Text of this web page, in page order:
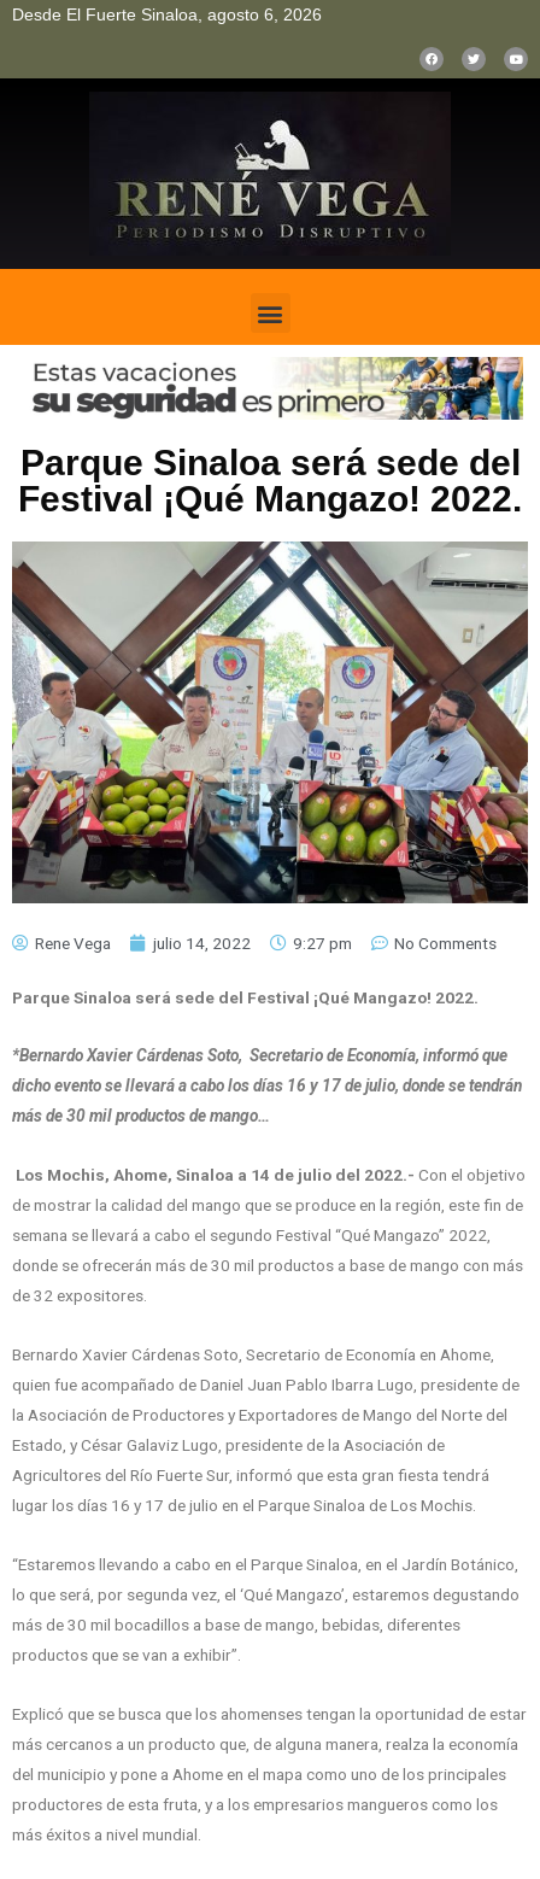
Desde El Fuerte Sinaloa, agosto 6, 2026
Parque Sinaloa será sede del
Festival ¡Qué Mangazo! 2022.
Rene Vega julio 14, 2022 9:27 pm No Comments
Parque Sinaloa será sede del Festival ¡Qué Mangazo! 2022.
*Bernardo Xavier Cárdenas Soto, Secretario de Economía, informó que
dicho evento se llevará a cabo los días 16 y 17 de julio, donde se tendrán
más de 30 mil productos de mango…
Los Mochis, Ahome, Sinaloa a 14 de julio del 2022.- Con el objetivo
de mostrar la calidad del mango que se produce en la región, este fin de
semana se llevará a cabo el segundo Festival “Qué Mangazo” 2022,
donde se ofrecerán más de 30 mil productos a base de mango con más
de 32 expositores.
Bernardo Xavier Cárdenas Soto, Secretario de Economía en Ahome,
quien fue acompañado de Daniel Juan Pablo Ibarra Lugo, presidente de
la Asociación de Productores y Exportadores de Mango del Norte del
Estado, y César Galaviz Lugo, presidente de la Asociación de
Agricultores del Río Fuerte Sur, informó que esta gran fiesta tendrá
lugar los días 16 y 17 de julio en el Parque Sinaloa de Los Mochis.
“Estaremos llevando a cabo en el Parque Sinaloa, en el Jardín Botánico,
lo que será, por segunda vez, el ‘Qué Mangazo’, estaremos degustando
más de 30 mil bocadillos a base de mango, bebidas, diferentes
productos que se van a exhibir”.
Explicó que se busca que los ahomenses tengan la oportunidad de estar
más cercanos a un producto que, de alguna manera, realza la economía
del municipio y pone a Ahome en el mapa como uno de los principales
productores de esta fruta, y a los empresarios mangueros como los
más éxitos a nivel mundial.